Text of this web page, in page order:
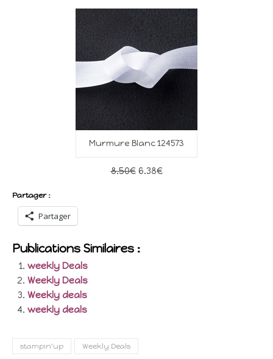
Murmure Blanc 124573
8.50€6.38€
Partager :
Partager
Publications Similaires :
weekly Deals
Weekly Deals
Weekly deals
weekly deals
stampin'up Weekly Deals